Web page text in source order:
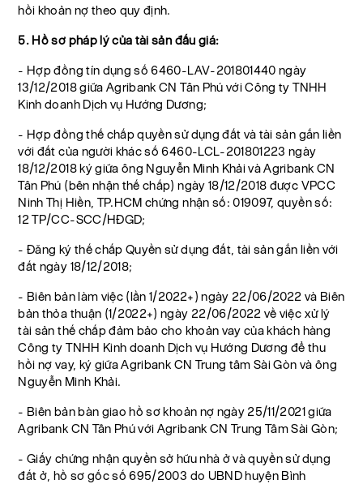
hồi khoản nợ theo quy định.
5. Hồ sơ pháp lý của tài sản đấu giá:
- Hợp đồng tín dụng số 6460-LAV-201801440 ngày
13/12/2018 giữa Agribank CN Tân Phú với Công ty TNHH
Kinh doanh Dịch vụ Hướng Dương;
- Hợp đồng thế chấp quyền sử dụng đất và tài sản gắn liền
với đất của người khác số 6460-LCL-201801223 ngày
18/12/2018 ký giữa ông Nguyễn Minh Khải và Agribank CN
Tân Phú (bên nhận thế chấp) ngày 18/12/2018 được VPCC
Ninh Thị Hiền, TP.HCM chứng nhận số: 019097, quyền số:
12 TP/CC-SCC/HĐGD;
- Đăng ký thế chấp Quyền sử dụng đất, tài sản gắn liền với
đất ngày 18/12/2018;
- Biên bản làm việc (lần 1/2022+) ngày 22/06/2022 và Biên
bản thỏa thuận (1/2022+) ngày 22/06/2022 về việc xử lý
tài sản thế chấp đảm bảo cho khoản vay của khách hàng
Công ty TNHH Kinh doanh Dịch vụ Hướng Dương để thu
hồi nợ vay, ký giữa Agribank CN Trung tâm Sài Gòn và ông
Nguyễn Minh Khải.
- Biên bản bàn giao hồ sơ khoản nợ ngày 25/11/2021 giữa
Agribank CN Tân Phú với Agribank CN Trung Tâm Sài Gòn;
- Giấy chứng nhận quyền sở hữu nhà ở và quyền sử dụng
đất ở, hồ sơ gốc số 695/2003 do UBND huyện Bình